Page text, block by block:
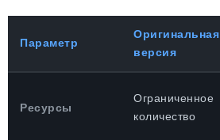
Параметр
Оригинальная
версия
Ресурсы
Ограниченное
количество